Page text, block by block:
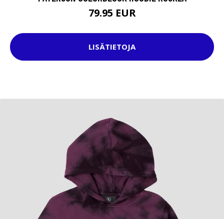
79.95 EUR
LISÄTIETOJA